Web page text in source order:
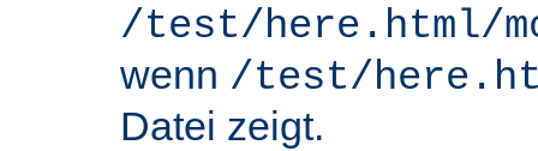
/test/here.html/
wenn /test/
Datei zeigt.